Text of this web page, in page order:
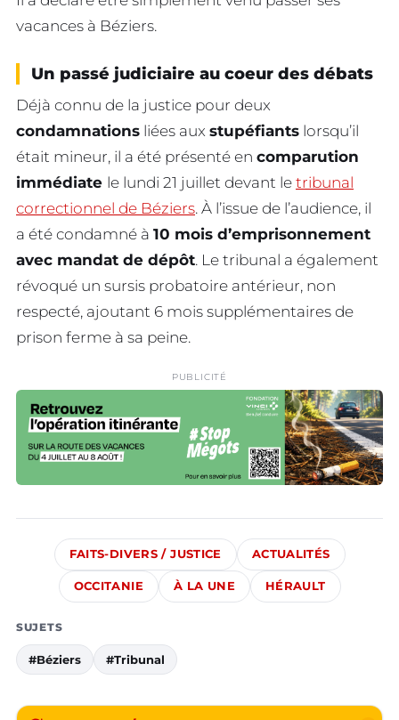
vacances à Béziers.
Un passé judiciaire au coeur des débats
Déjà connu de la justice pour deux
condamnations liées aux stupéfiants lorsqu’il
était mineur, il a été présenté en comparution
immédiate le lundi 21 juillet devant le tribunal
correctionnel de Béziers. À l’issue de l’audience, il
a été condamné à 10 mois d’emprisonnement
avec mandat de dépôt. Le tribunal a également
révoqué un sursis probatoire antérieur, non
respecté, ajoutant 6 mois supplémentaires de
prison ferme à sa peine.
PUBLICITÉ
FAITS-DIVERS / JUSTICE ACTUALITÉS
OCCITANIE À LA UNE HÉRAULT
SUJETS
#Béziers #Tribunal